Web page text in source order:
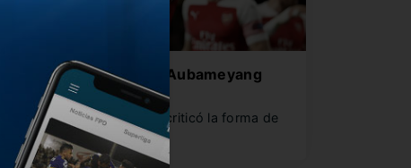
El cruce entre Kroos y Aubameyang
fuera de las canchas
El jugador del Real Madrid criticó la forma de
festejar goles y…